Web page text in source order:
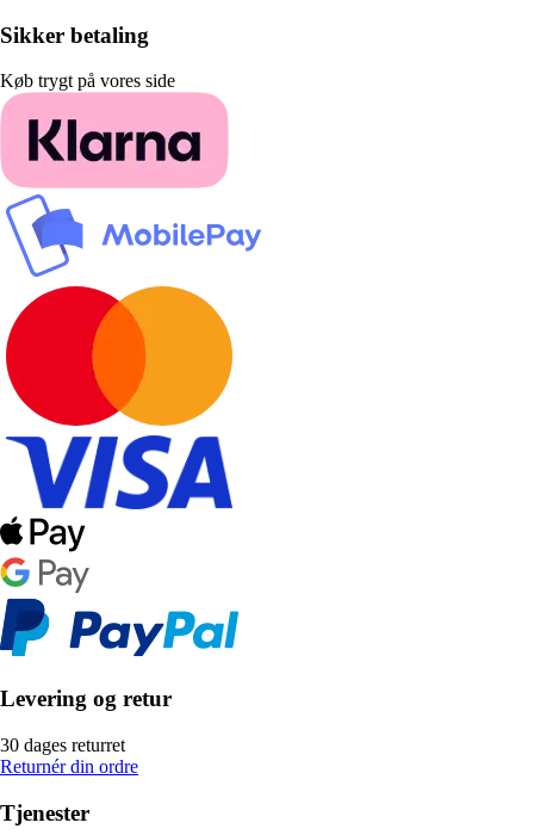
Sikker betaling
Køb trygt på vores side
Levering og retur
30 dages returret
Returnér din ordre
Tjenester